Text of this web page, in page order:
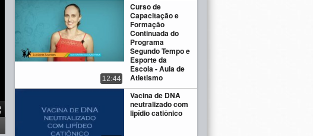
Curso de
Capacitação e
Formação
Continuada do
Programa
Segundo Tempo e
Esporte da
Escola - Aula de
Atletismo
12:44
Vacina de DNA
neutralizado com
lipídio catiônico